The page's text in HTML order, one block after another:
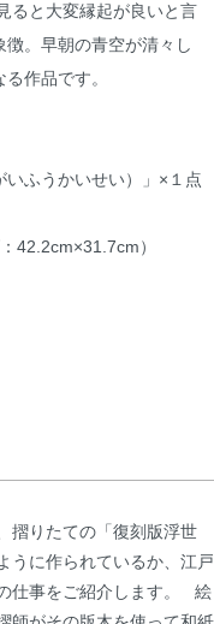
ると大変縁起が良いと言
。早朝の青空が清々し
作品です。
ふうかいせい）」×１点
42.2cm×31.7cm）
摺りたての「復刻版浮世
うに作られているか、江戸
仕事をご紹介します。 絵